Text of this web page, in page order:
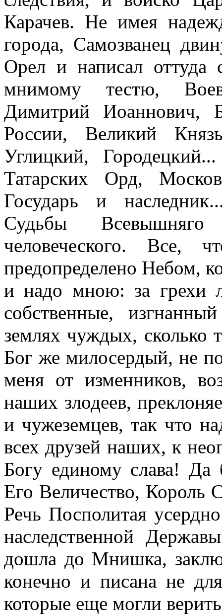
Карачев. Не имея
города, Самозванец
Орел и написал
мнимому тестю,
Димитрий Иоаннович,
России, Великий
Углицкий,
Татарских Орд,
Государь и
Судьбы
человеческого. Все,
предопределено Небом,
и надо мною: за грехи
собственные,
землях чуждых, сколько
Бог же милосердый, не
меня от изменников,
наших злодеев,
и чужеземцев, так что
всех друзей наших, к
Богу единому слава! Да
Его Величество, Король
Речь Посполитая
наследственной
дошла до Мнишка,
конечно и писана не
которые еще могли